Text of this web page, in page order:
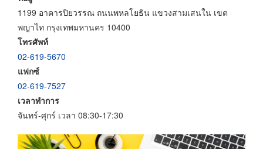
1199 อาคารปิยวรรณ ถนนพหลโยธิน แขวงสามเสนใน เขต
พญาไท กรุงเทพมหานคร 10400
โทรศัพท์
02-619-5670
แฟกซ์
02-619-7527
เวลาทำการ
จันทร์-ศุกร์ เวลา 08:30-17:30